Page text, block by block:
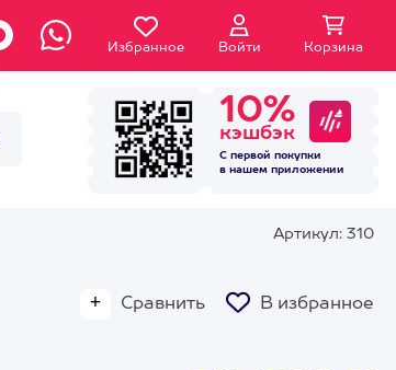
Избранное Войти Корзина
10%
кэшбэк
С первой покупки
в нашем приложении
Артикул: 310
Сравнить В избранное